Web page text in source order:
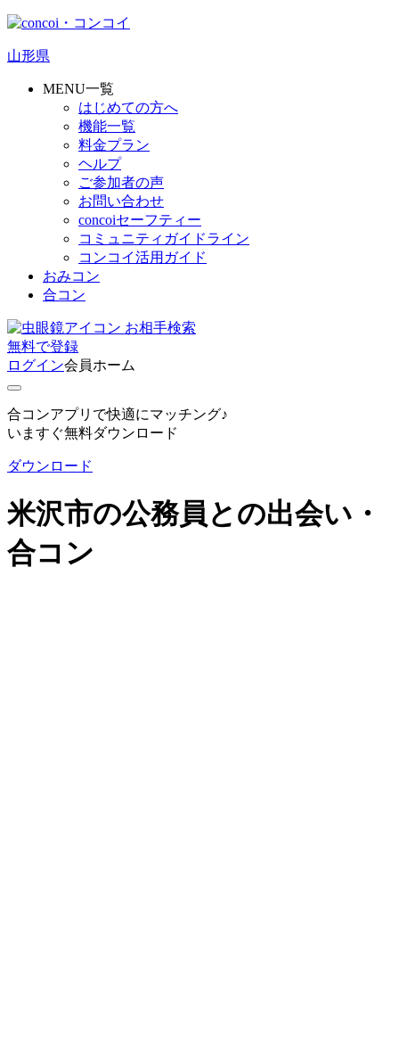
山形県
MENU一覧
はじめての方へ
機能一覧
料金プラン
ヘルプ
ご参加者の声
お問い合わせ
concoiセーフティー
コミュニティガイドライン
コンコイ活用ガイド
おみコン
合コン
お相手検索
無料で登録
ログイン会員ホーム
合コンアプリで快適にマッチング♪
いますぐ無料ダウンロード
ダウンロード
米沢市の公務員との出会い・
合コン